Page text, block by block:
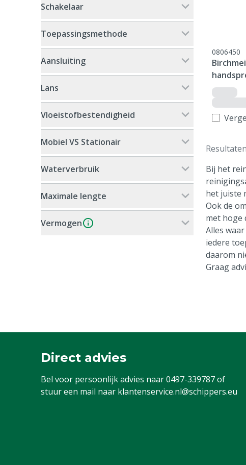
Schakelaar
Toepassingsmethode
Aansluiting
Lans
Vloeistofbestendigheid
Mobiel VS Stationair
Waterverbruik
Maximale lengte
Vermogen
0806450
Resultaten
Bij het
het juiste
Ook de
met hoge
Alles
iedere
daarom
Graag
Direct advies
Bel voor persoonlijk advies naar0497-339787of
stuur een mail naar klantenservice.nl@schippers.eu